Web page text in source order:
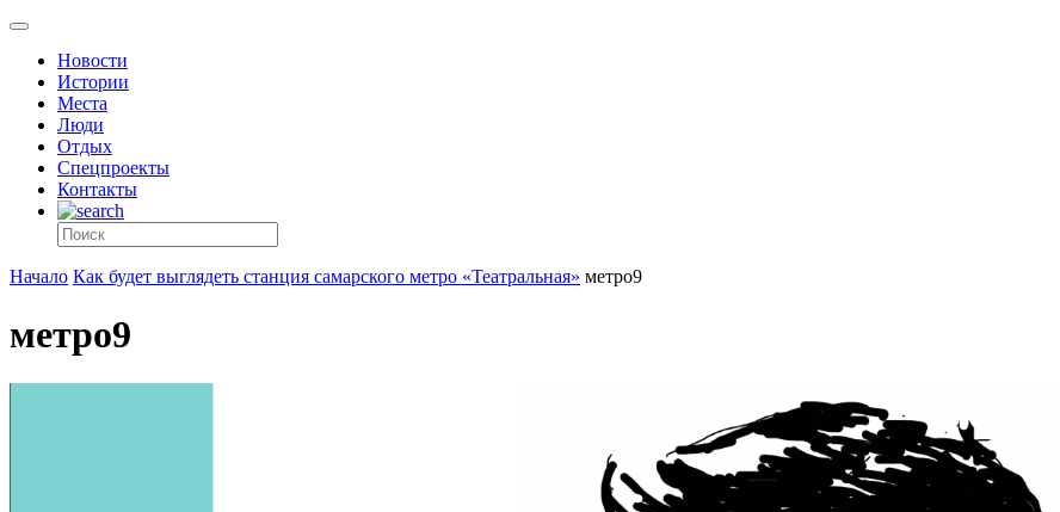
Новости
Истории
Места
Люди
Отдых
Спецпроекты
Контакты
Начало Как будет выглядеть станция самарского метро «Театральная» метро9
метро9